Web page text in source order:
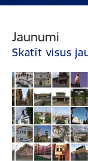
Jaunumi
Skatīt visus